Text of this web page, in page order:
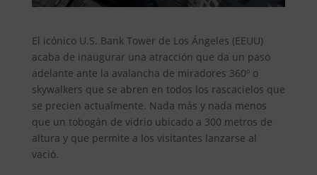
El icónico U.S. Bank Tower de Los Ángeles (EEUU)
acaba de inaugurar una atracción que da un paso
adelante ante la avalancha de miradores 360º o
skywalkers que se abren en todos los rascacielos que
se precien actualmente. Nada más y nada menos
que un tobogán de vidrio ubicado a 300 metros de
altura y que permite a los visitantes lanzarse al
vació.